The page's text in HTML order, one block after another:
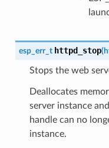
esp_err_t httpd_stop(
Stops the web
Deallocates
server instance
handle can no
instance.